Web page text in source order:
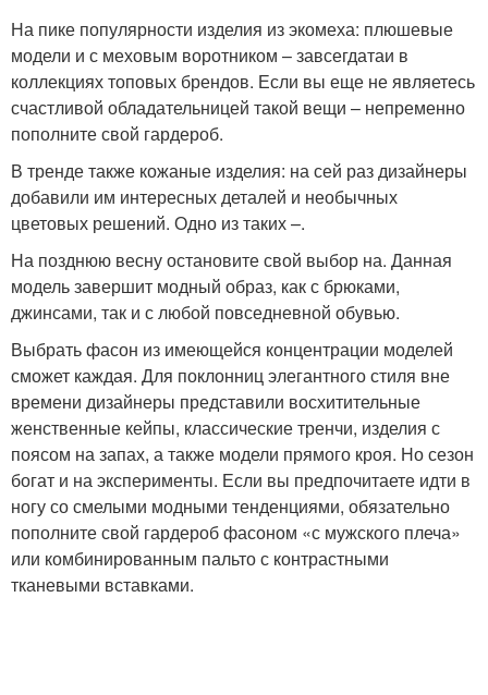
На пике популярности изделия из экомеха: плюшевые
модели и с меховым воротником – завсегдатаи в
коллекциях топовых брендов. Если вы еще не являетесь
счастливой обладательницей такой вещи – непременно
пополните свой гардероб.
В тренде также кожаные изделия: на сей раз дизайнеры
добавили им интересных деталей и необычных
цветовых решений. Одно из таких –.
На позднюю весну остановите свой выбор на. Данная
модель завершит модный образ, как с брюками,
джинсами, так и с любой повседневной обувью.
Выбрать фасон из имеющейся концентрации моделей
сможет каждая. Для поклонниц элегантного стиля вне
времени дизайнеры представили восхитительные
женственные кейпы, классические тренчи, изделия с
поясом на запах, а также модели прямого кроя. Но сезон
богат и на эксперименты. Если вы предпочитаете идти в
ногу со смелыми модными тенденциями, обязательно
пополните свой гардероб фасоном «с мужского плеча»
или комбинированным пальто с контрастными
тканевыми вставками.